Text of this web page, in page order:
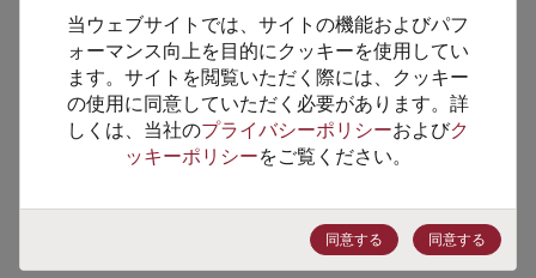
製品カテゴリー Analog & Mixed Signal
製品サブカテゴリー Timing
製品グループ Clock Buffers & Drivers
当ウェブサイトでは、サイトの機能およびパフ
ォーマンス向上を目的にクッキーを使用してい
ます。サイトを閲覧いただく際には、クッキー
の使用に同意していただく必要があります。詳
しくは、当社のプライバシーポリシーおよびク
ッキーポリシーをご覧ください。
同意する 同意する